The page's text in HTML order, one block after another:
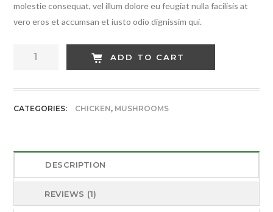
molestie consequat, vel illum dolore eu feugiat nulla facilisis at
vero eros et accumsan et iusto odio dignissim qui.
ADD TO CART
CATEGORIES: CHICKEN, MUSHROOMS
DESCRIPTION
REVIEWS (1)